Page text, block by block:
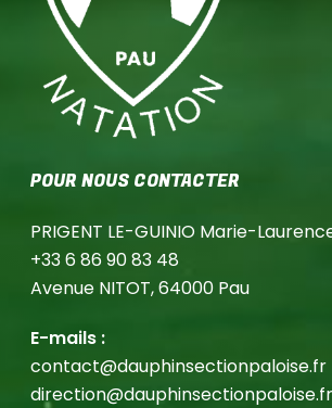
Aucun produit dans le
POUR NOUS CONTACTER
PRIGENT LE-GUINIO Marie-
+33 6 86 90 83 48
Avenue NITOT, 64000 Pau
E-mails :
contact@dauphinsectionpaloise.fr
direction@dauphinsectionpaloise.fr